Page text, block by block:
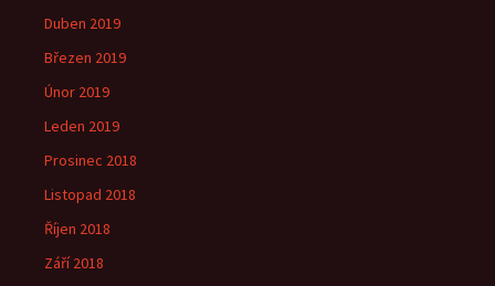
Duben 2019
Březen 2019
Únor 2019
Leden 2019
Prosinec 2018
Listopad 2018
Říjen 2018
Září 2018